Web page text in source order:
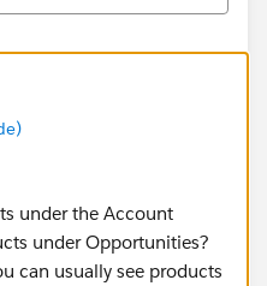
under the Account
under Opportunities?
can usually see products